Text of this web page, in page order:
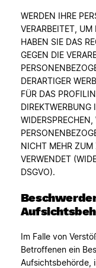
WERDEN IHRE
VERARBEITET,
HABEN SIE DAS
GEGEN DIE
DERARTIGER
FÜR DAS
WIDERSPRECHEN,
NICHT MEHR ZUM
VERWENDET
DSGVO).
Im Falle von
Betroffenen ein
Aufsichtsbehörde,